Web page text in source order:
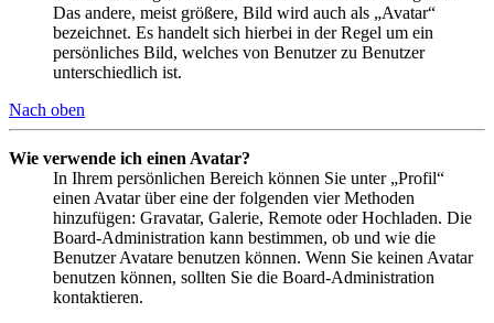
Das andere, meist größere, Bild wird auch als „Avatar“
bezeichnet. Es handelt sich hierbei in der Regel um ein
persönliches Bild, welches von Benutzer zu Benutzer
unterschiedlich ist.
Nach oben
Wie verwende ich einen Avatar?
In Ihrem persönlichen Bereich können Sie unter „Profil“
einen Avatar über eine der folgenden vier Methoden
hinzufügen: Gravatar, Galerie, Remote oder Hochladen. Die
Board-Administration kann bestimmen, ob und wie die
Benutzer Avatare benutzen können. Wenn Sie keinen Avatar
benutzen können, sollten Sie die Board-Administration
kontaktieren.